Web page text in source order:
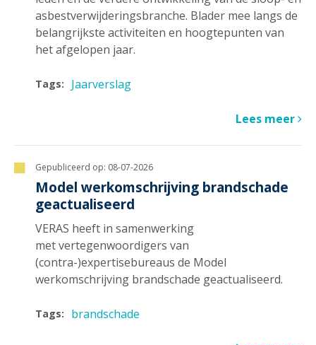
asbestverwijderingsbranche. Blader mee langs de
belangrijkste activiteiten en hoogtepunten van
het afgelopen jaar.
Tags: Jaarverslag
Lees meer
Gepubliceerd op: 08-07-2026
Model werkomschrijving brandschade
geactualiseerd
VERAS heeft in samenwerking
met vertegenwoordigers van
(contra-)expertisebureaus de Model
werkomschrijving brandschade geactualiseerd.
Tags: brandschade